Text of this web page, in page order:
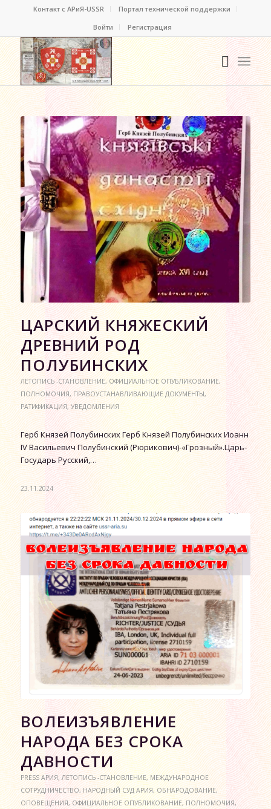
Контакт c АРиЯ-USSR
Портал технической поддержки
Войти
Регистрация
ЦАРСКИЙ КНЯЖЕСКИЙ
ДРЕВНИЙ РОД
ПОЛУБИНСКИХ
ЛЕТОПИСЬ -СТАНОВЛЕНИЕ,ОФИЦИАЛЬНОЕ ОПУБЛИКОВАНИЕ,
ПОЛНОМОЧИЯ,ПРАВОУСТАНАВЛИВАЮЩИЕ ДОКУМЕНТЫ,
РАТИФИКАЦИЯ,УВЕДОМЛЕНИЯ
Герб Князей Полубинских Герб Князей Полубинских Иоанн
IV Васильевич Полубинский (Рюрикович)-«Грозный».Царь-
Государь Русский,…
23.11.2024
ВОЛЕИЗЪЯВЛЕНИЕ
НАРОДА БЕЗ СРОКА
ДАВНОСТИ
PRESS АРИЯ,ЛЕТОПИСЬ -СТАНОВЛЕНИЕ,МЕЖДУНАРОДНОЕ
СОТРУДНИЧЕСТВО, НАРОДНЫЙ СУД АРИЯ,ОБНАРОДОВАНИЕ,
ОПОВЕЩЕНИЯ,ОФИЦИАЛЬНОЕ ОПУБЛИКОВАНИЕ,ПОЛНОМОЧИЯ,